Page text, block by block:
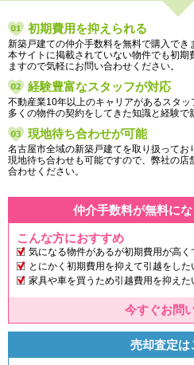
初期費用を抑えられる
新築戸建ての仲介手数料を無料で購入でき
本サイトに掲載されていない物件でも初
ますので気軽にお問い合わせください。
経験豊富なスタッフが対応
不動産業10年以上のキャリアがあるスタッ
多くの物件の契約をしてきた知識と経験で
現地待ち合わせが可能
名古屋市全域の新築戸建てを取り扱ってお
現地待ち合わせも可能ですので、弊社の
合わせください。
仲介手数料が無料に
こんな方におすすめ
気になる物件があるが初期費用が高く
とにかく初期費用を抑えて引越をした
家具や車を買うため引越費用を抑えた
今すぐお問
売却査定は